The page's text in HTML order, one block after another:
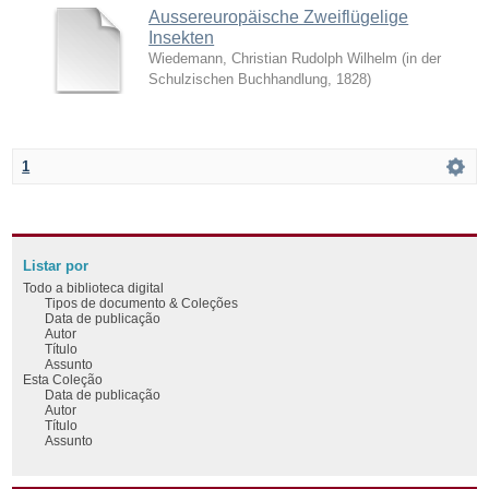
Aussereuropäische Zweiflügelige
Insekten
Wiedemann, Christian Rudolph Wilhelm (in der
Schulzischen Buchhandlung 1828)
1
Listar por
Todo a biblioteca digital
Tipos de documento & Coleções
Data de publicação
Autor
Título
Assunto
Esta Coleção
Data de publicação
Autor
Título
Assunto